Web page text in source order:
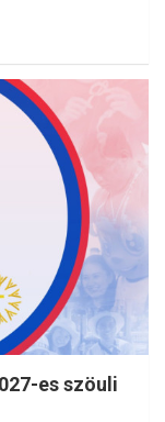
es szöuli